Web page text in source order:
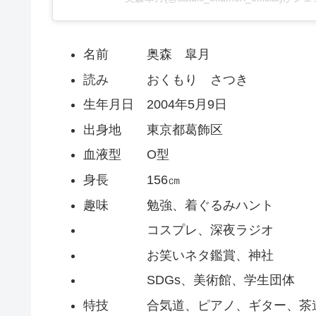
名前 奥森 皐月
読み おくもり さつき
生年月日 2004年5月9日
出身地 東京都葛飾区
血液型 O型
身長 156㎝
趣味 勉強、着ぐるみハント
コスプレ、深夜ラジオ
お笑いネタ鑑賞、神社
SDGs、美術館、学生団体
特技 合気道、ピアノ、ギター、茶